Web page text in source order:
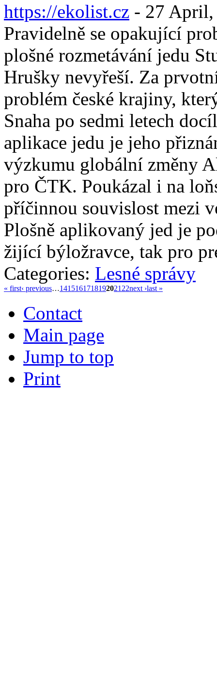
https://ekolist.cz - 27 April,
Pravidelně se opakující
plošné rozmetávání jedu
Hrušky nevyřeší. Za
problém české krajiny,
Snaha po sedmi letech
aplikace jedu je jeho
výzkumu globální změny
pro ČTK. Poukázal i na
příčinnou souvislost mezi
Plošně aplikovaný jed je
žijící býložravce, tak pro
Categories: Lesné správy
« first‹ previous…1415161718192021 22next ›last »
Contact
Main page
Jump to top
Print